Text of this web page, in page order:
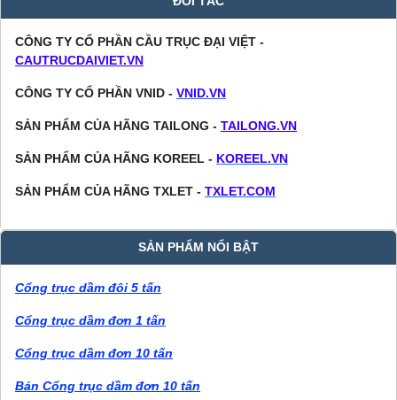
CÔNG TY CỔ PHẦN CẦU TRỤC ĐẠI VIỆT -
CAUTRUCDAIVIET.VN
CÔNG TY CỔ PHẦN VNID - VNID.VN
SẢN PHẨM CỦA HÃNG TAILONG - TAILONG.VN
SẢN PHẨM CỦA HÃNG KOREEL - KOREEL.VN
SẢN PHẨM CỦA HÃNG TXLET - TXLET.COM
SẢN PHẨM NỔI BẬT
Cổng trục dầm đôi 5 tấn
Cổng trục dầm đơn 1 tấn
Cổng trục dầm đơn 10 tấn
Bán Cổng trục dầm đơn 10 tấn